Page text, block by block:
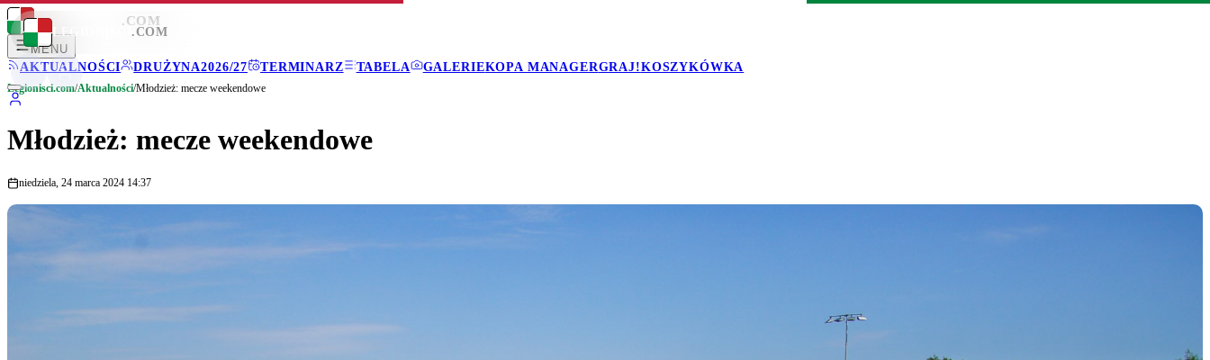
LEGIONISCI .COM
MENU
AKTUALNOŚCI
DRUŻYNA2026/27 TERMINARZ TABELA GALERIEKOPA MANAGERGRAJ!KOSZYKÓWKA
LEGIONISCI .COM
Legionisci.com/Aktualności/Młodzież: mecze weekendowe
Młodzież: mecze weekendowe
niedziela, 24 marca 2024 14:37